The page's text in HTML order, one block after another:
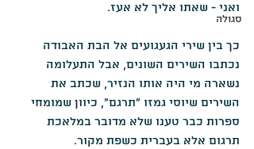
סגולה
ואני - שאתו אליך לא אעז.
כך בין שירי הגעגועים אל הבת האבודה
נכתבו השירים השונים, אבל התעלומה
נשארה מי היה אותו הנזיר, שכתב את
השירים שיוסי גמזו "תרגם", כיוון שמומחי
ספרות כבר טענו שלא מדובר במלאכת
תרגום אלא בעברית כשפת מקור.